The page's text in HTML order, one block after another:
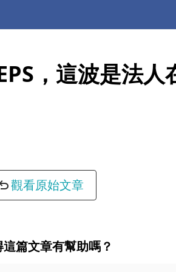
，這波是法人
觀看原始文章
篇文章有幫助嗎？